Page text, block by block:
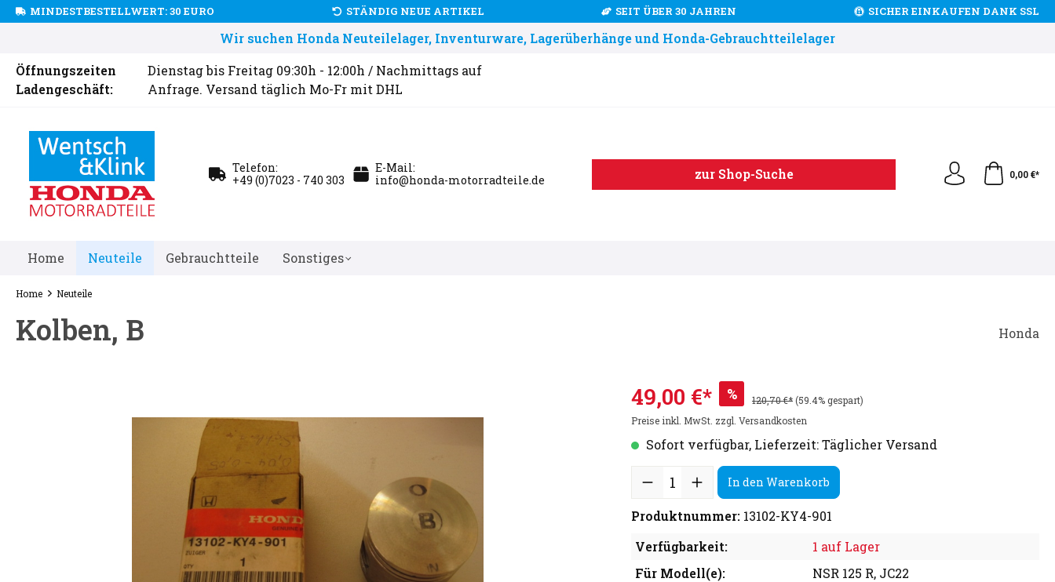
MINDESTBESTELLWERT: 30 EURO STÄNDIG NEUE ARTIKEL SEIT ÜBER 30 JAHREN SICHER EINKAUFEN DANK SSL
Wir suchen Honda Neuteilelager, Inventurware, Lagerüberhänge und Honda-Gebrauchtteilelager
Öffnungszeiten
Ladengeschäft:
Dienstag bis Freitag 09:30h - 12:00h / Nachmittags auf
Anfrage. Versand täglich Mo-Fr mit DHL
Telefon:
+49 (0)7023 - 740 303
E-Mail:
info@honda-motorradteile.de
zur Shop-Suche 0,00 €*
Home Neuteile Gebrauchtteile Sonstiges
Home Neuteile
Kolben, B Honda
49,00 €* % 120,70 €*(59.4% gespart)
Preise inkl. MwSt. zzgl. Versandkosten
Sofort verfügbar, Lieferzeit: Täglicher Versand
In den Warenkorb
Produktnummer: 13102-KY4-901
Verfügbarkeit:
1 auf Lager
Für Modell(e):
NSR 125 R, JC22